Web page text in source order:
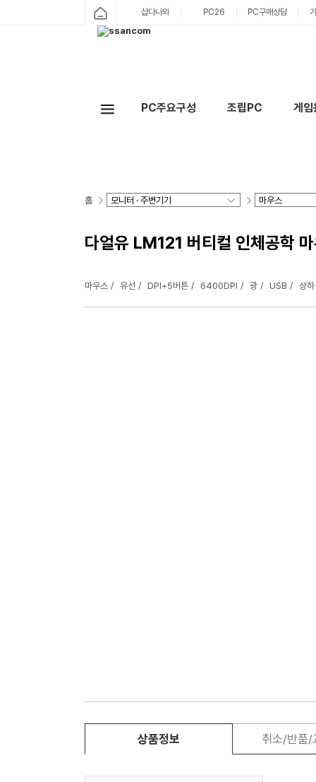
샵다나와 PC26 PC구매상담
PC주요구성 조립PC 게
홈
다얼유 LM121 버티컬 인체공학
마우스 유선 DPI+5버튼 6400DPI 광 USB 상하
상품정보 취소/반품/